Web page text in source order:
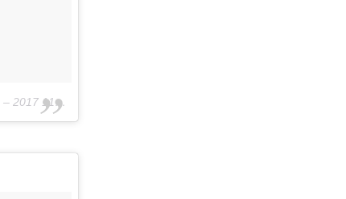
– 2017 11月 3 1:19午前 PDT